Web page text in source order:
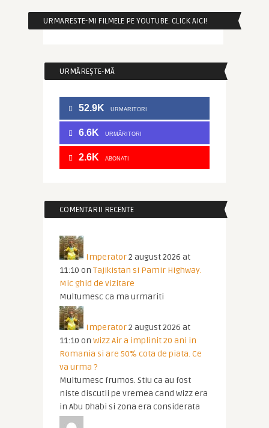
URMARESTE-MI FILMELE PE YOUTUBE. CLICK AICI!
URMĂREȘTE-MĂ
52.9K URMARITORI
6.6K URMĂRITORI
2.6K ABONATI
COMENTARII RECENTE
Imperator2 august 2026 at
11:10 on Tajikistan si Pamir Highway.
Mic ghid de vizitare
Multumesc ca ma urmariti
Imperator2 august 2026 at
11:10 on Wizz Air a implinit 20 ani in
Romania si are 50% cota de piata. Ce
va urma ?
Multumesc frumos. Stiu ca au fost
niste discutii pe vremea cand Wizz era
in Abu Dhabi si zona era considerata